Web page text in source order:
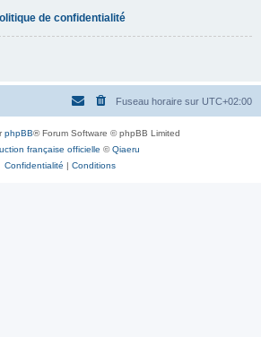
de confidentialité
Fuseau horaire sur UTC+02:00
phpBB® Forum Software © phpBB Limited
française officielle ©Qiaeru
Confidentialité | Conditions